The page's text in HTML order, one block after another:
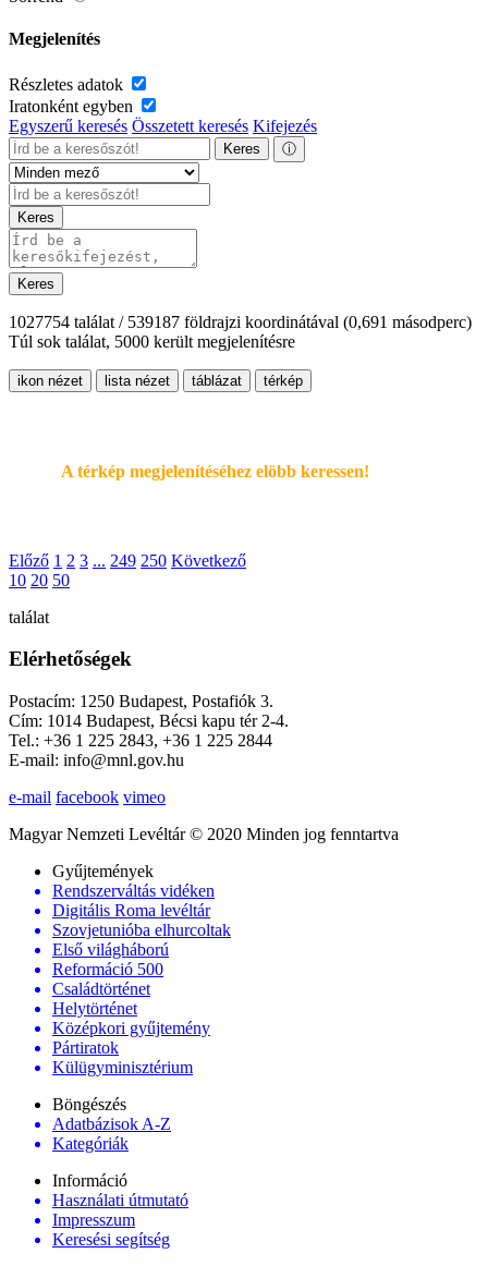
Megjelenítés
Részletes adatok
Iratonként egyben
Egyszerű keresés Összetett keresés Kifejezés
Keres ⓘ
Keres
Keres
1027754 találat / 539187 földrajzi koordinátával (0,691 másodperc)
Túl sok találat, 5000 került megjelenítésre
ikon nézet lista nézet táblázat térkép
A térkép megjelenítéséhez elöbb keressen!
Előző 1 2 3 ... 249 250 Következő
10 20 50
találat
Elérhetőségek
Postacím: 1250 Budapest, Postafiók 3.
Cím: 1014 Budapest, Bécsi kapu tér 2-4.
Tel.: +36 1 225 2843, +36 1 225 2844
E-mail: info@mnl.gov.hu
e-mail facebook vimeo
Magyar Nemzeti Levéltár © 2020 Minden jog fenntartva
Gyűjtemények
Rendszerváltás vidéken
Digitális Roma levéltár
Szovjetunióba elhurcoltak
Első világháború
Reformáció 500
Családtörténet
Helytörténet
Középkori gyűjtemény
Pártiratok
Külügyminisztérium
Böngészés
Adatbázisok A-Z
Kategóriák
Információ
Használati útmutató
Impresszum
Keresési segítség